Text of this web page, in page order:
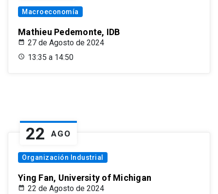
Macroeconomía
Mathieu Pedemonte, IDB
27 de Agosto de 2024
13:35 a 14:50
22 AGO
Organización Industrial
Ying Fan, University of Michigan
22 de Agosto de 2024